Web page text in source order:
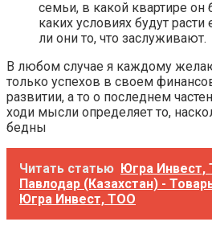
семьи, в какой квартире он
каких условиях будут расти
ли они то, что заслуживают.
В любом случае я каждому
только успехов в своем
развитии, а то о последнем
ходи мысли определяет то,
бедны
Читать статью Югра Инвест,
Павлодар (Казахстан) -
Югра Инвест, ТОО